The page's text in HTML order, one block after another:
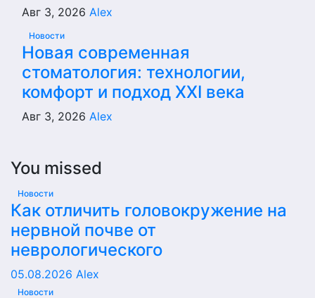
Авг 3, 2026 Alex
Новости
Новая современная
стоматология: технологии,
комфорт и подход XXI века
Авг 3, 2026 Alex
You missed
Новости
Как отличить головокружение на
нервной почве от
неврологического
05.08.2026 Alex
Новости